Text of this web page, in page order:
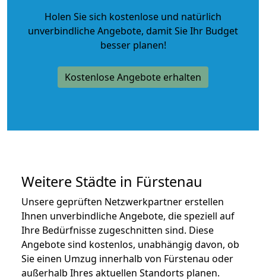
Holen Sie sich kostenlose und natürlich
unverbindliche Angebote, damit Sie Ihr Budget
besser planen!
Kostenlose Angebote erhalten
Weitere Städte in Fürstenau
Unsere geprüften Netzwerkpartner erstellen
Ihnen unverbindliche Angebote, die speziell auf
Ihre Bedürfnisse zugeschnitten sind. Diese
Angebote sind kostenlos, unabhängig davon, ob
Sie einen Umzug innerhalb von Fürstenau oder
außerhalb Ihres aktuellen Standorts planen.